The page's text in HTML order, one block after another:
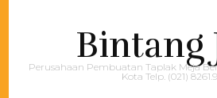
Bintang
Perusahaan Pembuatan Taplak Meja
Kota Telp. (021)